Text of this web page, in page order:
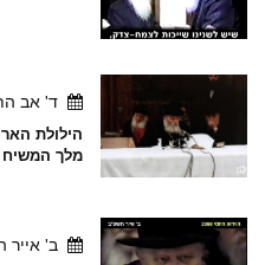
ד' אב
הילולת
מלך המשיח
ב' אייר